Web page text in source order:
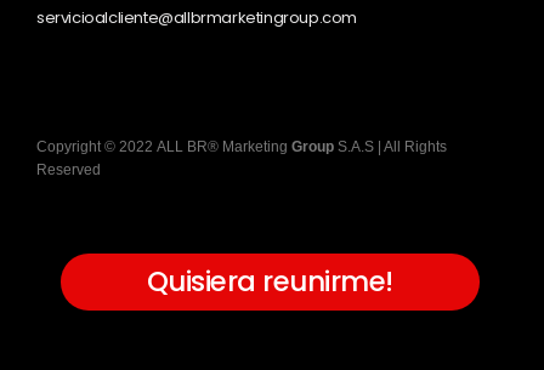
servicioalcliente@allbrmarketingroup.com
Copyright © 2022 ALL BR® Marketing Group S.A.S | All Rights
Reserved
Quisiera reunirme!